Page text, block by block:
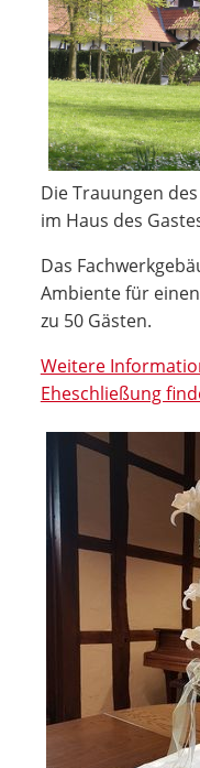
Die Trauungen
im Haus des
Das
Ambiente für
zu 50 Gästen.
Weitere
Eheschließung